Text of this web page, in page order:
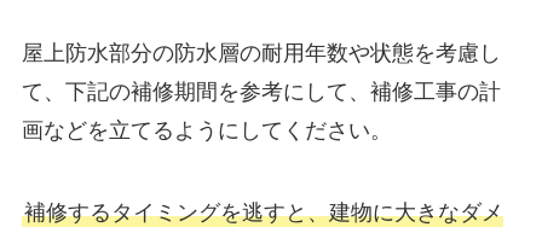
屋上防水部分の防水層の耐用年数や状態を考慮し
て、下記の補修期間を参考にして、補修工事の計
画などを立てるようにしてください。
補修するタイミングを逃すと、建物に大きなダメ